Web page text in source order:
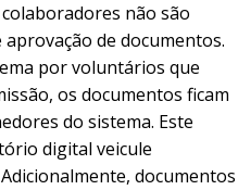
não são
de documentos.
por voluntários que
os documentos ficam
do sistema. Este
digital veicule
documentos